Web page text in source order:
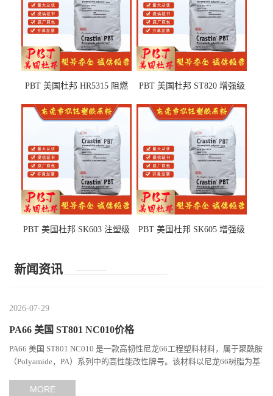
PBT 美国杜邦 HR5315 阻燃
部件
PBT 美国杜邦 ST820 增强级
PBT 美国杜邦 SK603 注塑级
PBT 美国杜邦 SK605 增强级
新闻资讯
2026-07-29
PA66 美国 ST801 NC010价格
PA66 美国 ST801 NC010 是一款高韧性尼龙66工程塑料材料，属于聚酰胺
（Polyamide，PA）系列中的高性能改性牌号。该材料以尼龙66树脂为基
MORE